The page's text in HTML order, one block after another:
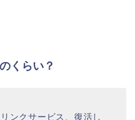
くらい？
ンクサービス、復活し